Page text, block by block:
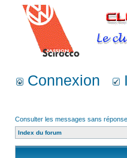
Connexion
Consulter les messages sans réponse
Index du forum